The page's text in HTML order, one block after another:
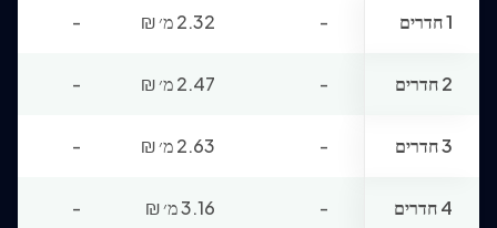
1 חדרים - 2.32 מ׳ ₪
-
2 חדרים - 2.47 מ׳ ₪
-
3 חדרים - 2.63 מ׳ ₪
-
4 חדרים - 3.16 מ׳ ₪
-